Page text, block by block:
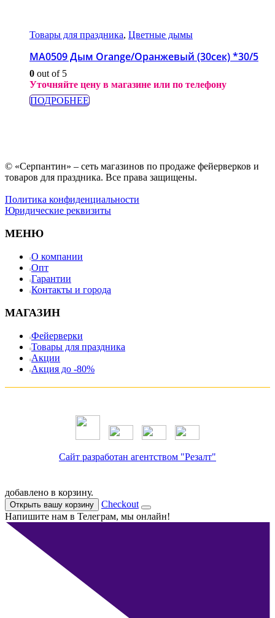
Товары для праздника, Цветные дымы
МА0509 Дым Orange/Оранжевый (30сек) *30/5
0 out of 5
Уточняйте цену в магазине или по телефону
ПОДРОБНЕЕ
© «Серпантин» – сеть магазинов по продаже фейерверков и
товаров для праздника. Все права защищены.
Политика конфиденциальности
Юридические реквизиты
МЕНЮ
О компании
Опт
Гарантии
Контакты и города
МАГАЗИН
Фейерверки
Товары для праздника
Акции
Акция до -80%
Сайт разработан агентством "Резалт"
добавлено в корзину.
Открыть вашу корзину
Checkout
Напишите нам в Телеграм, мы онлайн!